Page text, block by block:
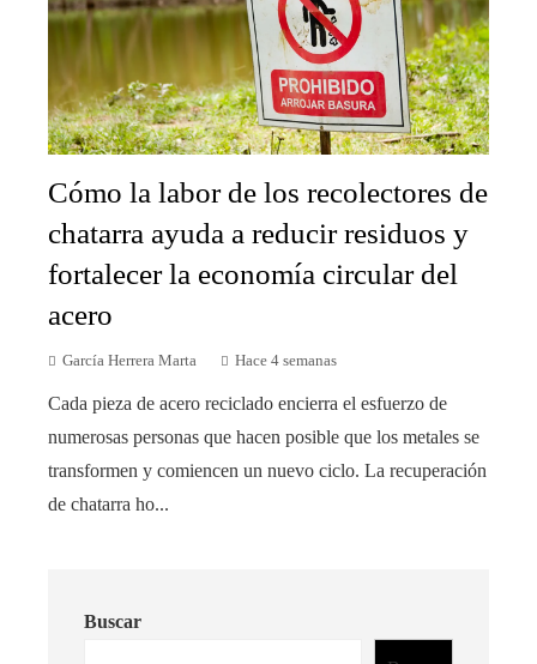
Cómo la labor de los recolectores de
chatarra ayuda a reducir residuos y
fortalecer la economía circular del
acero
García Herrera Marta Hace 4 semanas
Cada pieza de acero reciclado encierra el esfuerzo de
numerosas personas que hacen posible que los metales se
transformen y comiencen un nuevo ciclo. La recuperación
de chatarra ho...
Buscar